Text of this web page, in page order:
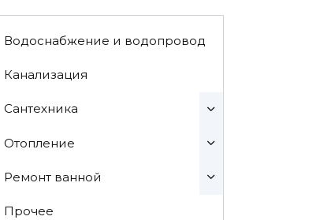
Водоснабжение и водопровод
Канализация
Сантехника
Отопление
Ремонт ванной
Прочее